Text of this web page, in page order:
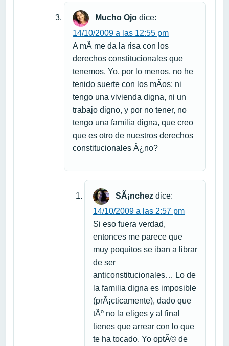
Mucho Ojo dice:
14/10/2009 a las 12:55 pm
A mÃ­ me da la risa con los
derechos constitucionales que
tenemos. Yo, por lo menos, no he
tenido suerte con los mÃ­os: ni
tengo una vivienda digna, ni un
trabajo digno, y por no tener, no
tengo una familia digna, que creo
que es otro de nuestros derechos
constitucionales Â¿no?
SÃ¡nchez dice:
14/10/2009 a las 2:57 pm
Si eso fuera verdad,
entonces me parece que
muy poquitos se iban a librar
de ser
anticonstitucionales… Lo de
la familia digna es imposible
(prÃ¡cticamente), dado que
tÃº no la eliges y al final
tienes que arrear con lo que
te ha tocado. Yo optÃ© de